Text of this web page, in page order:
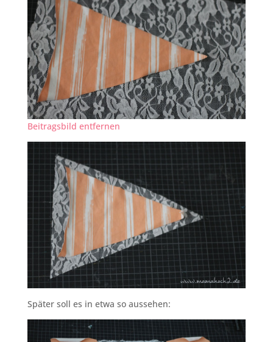
Beitragsbild entfernen
Später soll es in etwa so aussehen: